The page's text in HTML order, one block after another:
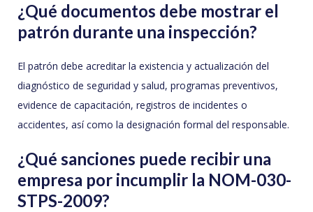
¿Qué documentos debe mostrar el
patrón durante una inspección?
El patrón debe acreditar la existencia y actualización del
diagnóstico de seguridad y salud, programas preventivos,
evidence de capacitación, registros de incidentes o
accidentes, así como la designación formal del responsable.
¿Qué sanciones puede recibir una
empresa por incumplir la NOM-030-
STPS-2009?